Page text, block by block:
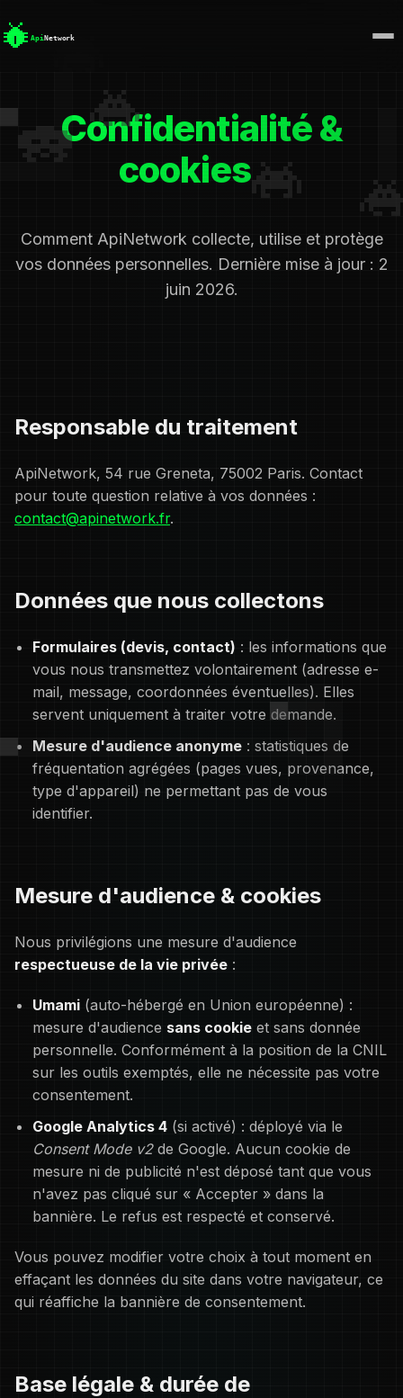
Confidentialité &
cookies
Comment ApiNetwork collecte, utilise et protège
vos données personnelles. Dernière mise à jour : 2
juin 2026.
Responsable du traitement
ApiNetwork, 54 rue Greneta, 75002 Paris. Contact
pour toute question relative à vos données :
contact@apinetwork.fr.
Données que nous collectons
Formulaires (devis, contact) : les informations que
vous nous transmettez volontairement (adresse e-
mail, message, coordonnées éventuelles). Elles
servent uniquement à traiter votre demande.
Mesure d'audience anonyme : statistiques de
fréquentation agrégées (pages vues, provenance,
type d'appareil) ne permettant pas de vous
identifier.
Mesure d'audience & cookies
Nous privilégions une mesure d'audience
respectueuse de la vie privée :
Umami (auto-hébergé en Union européenne) :
mesure d'audience sans cookie et sans donnée
personnelle. Conformément à la position de la CNIL
sur les outils exemptés, elle ne nécessite pas votre
consentement.
Google Analytics 4 (si activé) : déployé via le
Consent Mode v2de Google. Aucun cookie de
mesure ni de publicité n'est déposé tant que vous
n'avez pas cliqué sur « Accepter » dans la
bannière. Le refus est respecté et conservé.
Vous pouvez modifier votre choix à tout moment en
effaçant les données du site dans votre navigateur, ce
qui réaffiche la bannière de consentement.
Base légale & durée de